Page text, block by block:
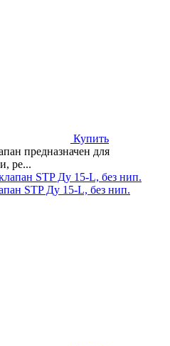
Купить
предназначен для
ре...
STP Ду 15-L, без нип.